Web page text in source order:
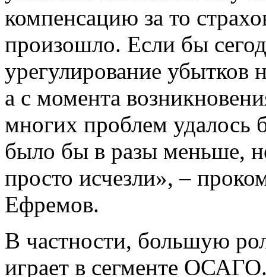
компенсацию за то
произошло. Если бы
урегулирование убытков
а с момента
многих проблем
было бы в разы меньше,
просто исчезли», –
Ефремов.
В частности, большую
играет в сегменте